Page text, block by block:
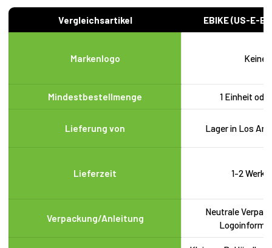
Vergleichsartikel EBIKE (US-E-
Markenlogo Keiner
Mindestbestellmenge 1 Einheit
Lieferung von Lager in Los
Lieferzeit 1-2
Verpackung/Anleitung
Neutrale